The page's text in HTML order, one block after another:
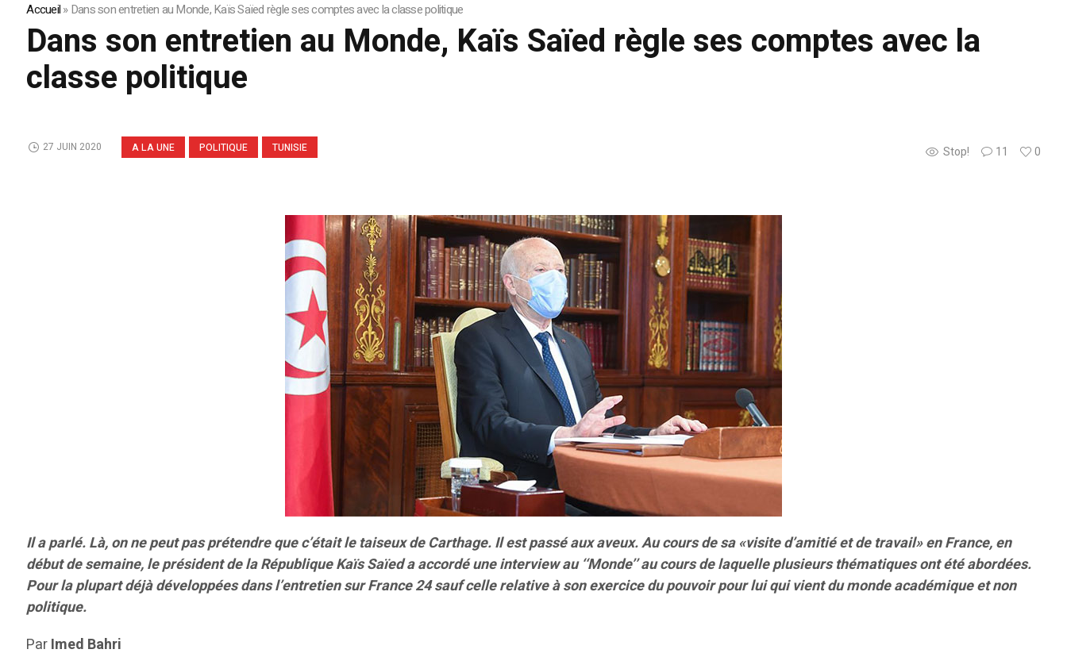
Accueil»Dans son entretien au Monde, Kaïs Saïed règle ses comptes avec la classe politique
Dans son entretien au Monde, Kaïs Saïed règle ses comptes avec la
classe politique
A LA UNE POLITIQUE TUNISIE Stop! 11 0
27 JUIN 2020
Il a parlé. Là, on ne peut pas prétendre que c’était le taiseux de Carthage. Il est passé aux aveux. Au cours de sa «visite d’amitié et de travail» en France, en
début de semaine, le président de la République Kaïs Saïed a accordé une interview au ‘‘Monde’’ au cours de laquelle plusieurs thématiques ont été abordées.
Pour la plupart déjà développées dans l’entretien sur France 24 sauf celle relative à son exercice du pouvoir pour lui qui vient du monde académique et non
politique.
ParImed Bahri